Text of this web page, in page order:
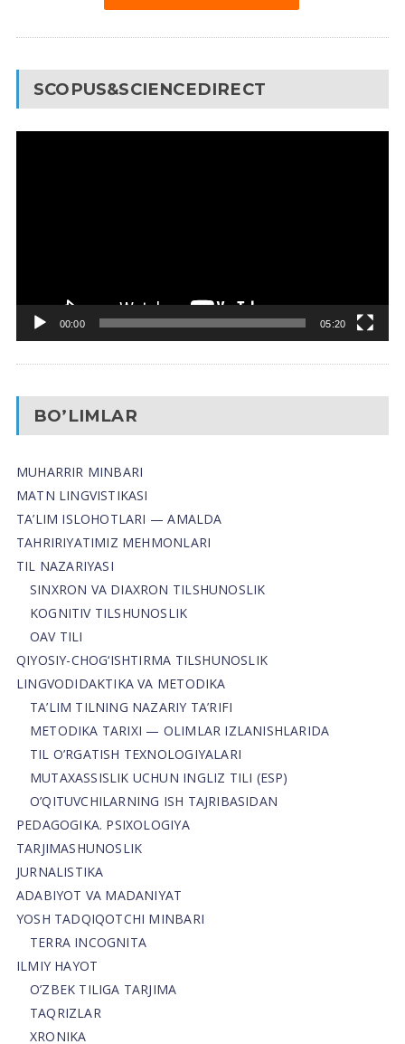
SCOPUS&SCIENCEDIRECT
00:00 05:20
BO’LIMLAR
MUHARRIR MINBARI
MATN LINGVISTIKASI
TA’LIM ISLOHOTLARI — AMALDA
TAHRIRIYATIMIZ MEHMONLARI
TIL NAZARIYASI
SINXRON VA DIAXRON TILSHUNOSLIK
KOGNITIV TILSHUNOSLIK
OAV TILI
QIYOSIY-CHOG‘ISHTIRMA TILSHUNOSLIK
LINGVODIDAKTIKA VA METODIKA
TA’LIM TILNING NAZARIY TA’RIFI
METODIKA TARIXI — OLIMLAR IZLANISHLARIDA
TIL O’RGATISH TEXNOLOGIYALARI
MUTAXASSISLIK UCHUN INGLIZ TILI (ESP)
O’QITUVCHILARNING ISH TAJRIBASIDAN
PEDAGOGIKA. PSIXOLOGIYA
TARJIMASHUNOSLIK
JURNALISTIKA
ADABIYOT VA MADANIYAT
YOSH TADQIQOTCHI MINBARI
TERRA INCOGNITA
ILMIY HAYOT
O’ZBEK TILIGA TARJIMA
TAQRIZLAR
XRONIKA